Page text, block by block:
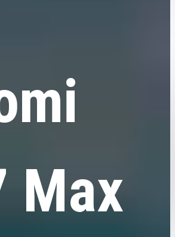
Max